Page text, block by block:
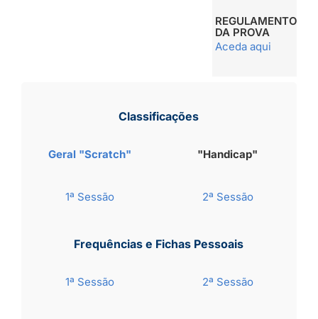
REGULAMENTO
DA PROVA
Aceda aqui
Classificações
Geral "Scratch" "Handicap"
1ª Sessão 2ª Sessão
Frequências e Fichas Pessoais
1ª Sessão 2ª Sessão